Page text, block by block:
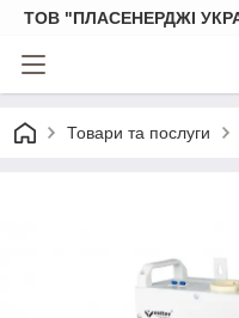
ТОВ "ПЛАСЕНЕРДЖІ
Товари та послуги